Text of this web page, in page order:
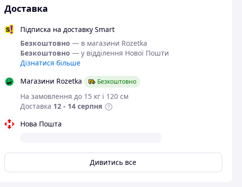
Доставка
Підписка на доставку Smart
Безкоштовно — в магазини Rozetka
Безкоштовно — у відділення Нової Пошти
Дізнатися більше
Магазини Rozetka
Безкоштовно
На замовлення до 15 кг і 120 см
Доставка 12 - 14 серпня
Нова Пошта
Дивитись все